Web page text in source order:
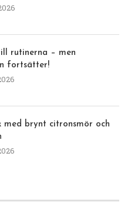
rutinerna – men
fortsätter!
med brynt citronsmör och